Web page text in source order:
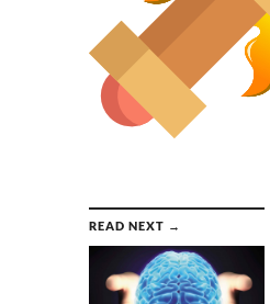
READ NEXT →